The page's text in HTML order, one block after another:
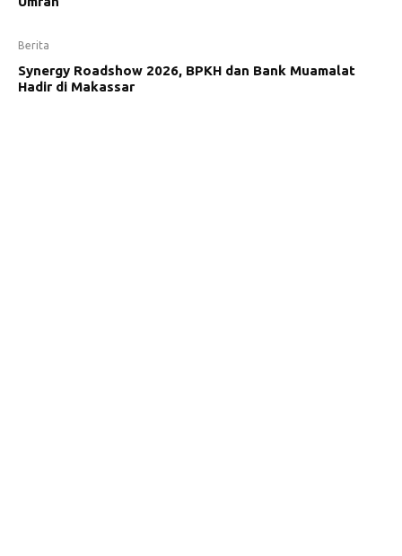
Berita
Synergy Roadshow 2026, BPKH dan Bank Muamalat
Hadir di Makassar